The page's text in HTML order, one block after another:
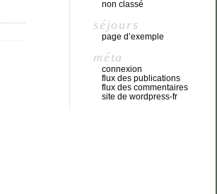
non classé
séjours
page d’exemple
méta
connexion
flux des publications
flux des commentaires
site de wordpress-fr